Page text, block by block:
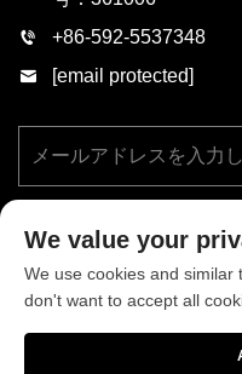
+86-592-5537348
[email protected]
著作権 © 厦門フェニックス
We value your
We use cookies and similar
don't want to accept all